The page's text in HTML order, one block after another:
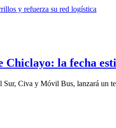
la fecha
Civa y Móvil Bus, lanzará un